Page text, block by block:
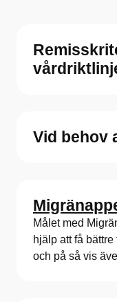
Vid behov
Målet med
hjälp att få
och på så vis